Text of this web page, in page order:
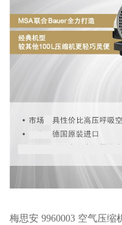
梅思安 9960003 空气压